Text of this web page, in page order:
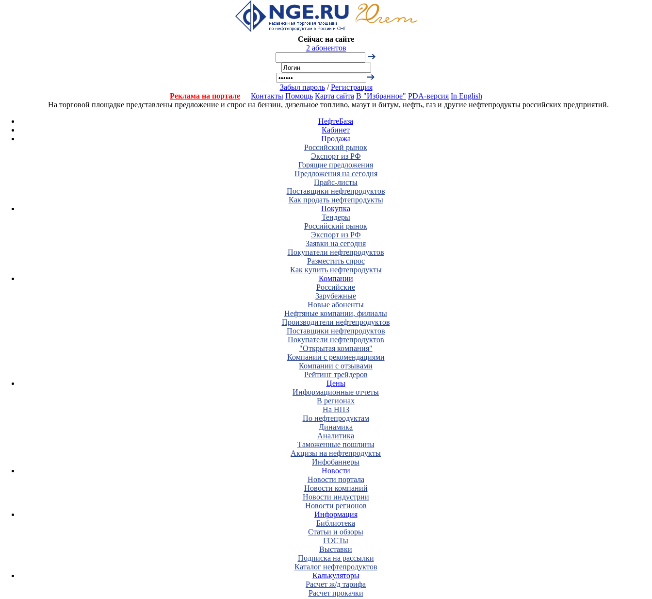
Сейчас на сайте
2 абонентов
Забыл пароль/Регистрация
Реклама на портале
Контакты Помощь Карта сайта В "Избранное" PDA-версия In English
На торговой площадке представлены предложение и спрос на бензин, дизельное топливо, мазут и битум, нефть, газ и другие нефтепродукты российских предприятий.
НефтеБаза
Кабинет
Продажа
Российский рынок
Экспорт из РФ
Горящие предложения
Предложения на сегодня
Прайс-листы
Поставщики нефтепродуктов
Как продать нефтепродукты
Покупка
Тендеры
Российский рынок
Экспорт из РФ
Заявки на сегодня
Покупатели нефтепродуктов
Разместить спрос
Как купить нефтепродукты
Компании
Российские
Зарубежные
Новые абоненты
Нефтяные компании, филиалы
Производители нефтепродуктов
Поставщики нефтепродуктов
Покупатели нефтепродуктов
"Открытая компания"
Компании с рекомендациями
Компании с отзывами
Рейтинг трейдеров
Цены
Информационные отчеты
В регионах
На НПЗ
По нефтепродуктам
Динамика
Аналитика
Таможенные пошлины
Акцизы на нефтепродукты
Инфобаннеры
Новости
Новости портала
Новости компаний
Новости индустрии
Новости регионов
Информация
Библиотека
Статьи и обзоры
ГОСТы
Выставки
Подписка на рассылки
Каталог нефтепродуктов
Калькуляторы
Расчет ж/д тарифа
Расчет прокачки